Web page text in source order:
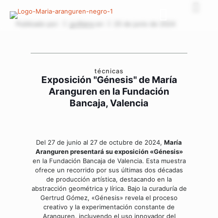
técnicas
Exposición "Génesis" de María
Aranguren en la Fundación
Bancaja, Valencia
Del 27 de junio al 27 de octubre de 2024, María
Aranguren presentará su exposición «Génesis»
en la Fundación Bancaja de Valencia. Esta muestra
ofrece un recorrido por sus últimas dos décadas
de producción artística, destacando en la
abstracción geométrica y lírica. Bajo la curaduría de
Gertrud Gómez, «Génesis» revela el proceso
creativo y la experimentación constante de
Aranguren, incluyendo el uso innovador del